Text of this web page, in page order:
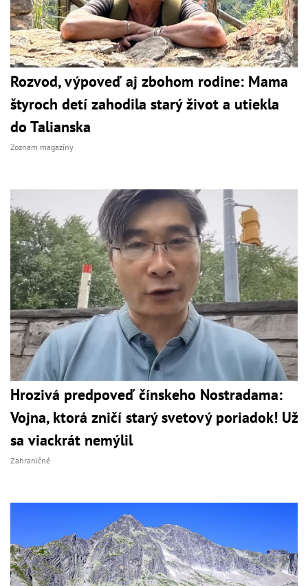
Rozvod, výpoveď aj zbohom rodine: Mama
štyroch detí zahodila starý život a utiekla
do Talianska
Zoznam magazíny
Hrozivá predpoveď čínskeho Nostradama:
Vojna, ktorá zničí starý svetový poriadok! Už
sa viackrát nemýlil
Zahraničné